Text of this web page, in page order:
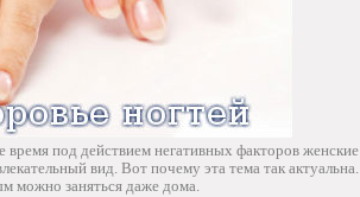
время под действием негативных факторов женские
вид. Вот почему эта тема так актуальна.
можно заняться даже дома.